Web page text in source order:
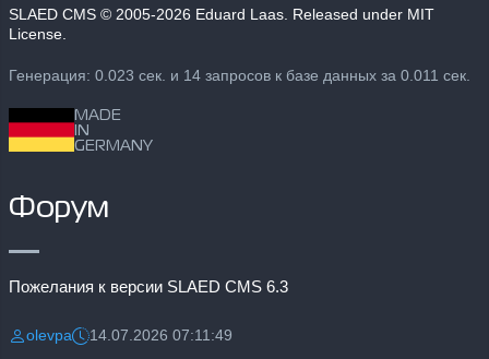
SLAED CMS © 2005-2026 Eduard Laas. Released under MIT
License.
Генерация: 0.023 сек. и 14 запросов к базе данных за 0.011 сек.
MADE
IN
GERMANY
Форум
Пожелания к версии SLAED CMS 6.3
Разместил:
olevpaДата:14.07.2026 07:11:49